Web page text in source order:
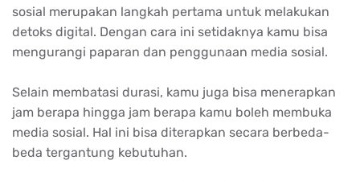
sosial merupakan langkah pertama untuk melakukan
detoks digital. Dengan cara ini setidaknya kamu bisa
mengurangi paparan dan penggunaan media sosial.
Selain membatasi durasi, kamu juga bisa menerapkan
jam berapa hingga jam berapa kamu boleh membuka
media sosial. Hal ini bisa diterapkan secara berbeda-
beda tergantung kebutuhan.